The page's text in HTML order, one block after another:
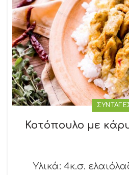
Κοτόπουλο με
Υλικά: 4κ.σ.